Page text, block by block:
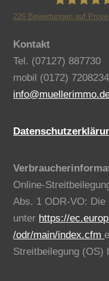
226 Bewertungen auf
Kontakt
Tel. (07127) 887730
mobil (0172) 7208234
Online-
Abs. 1 ODR-VO:
unter https://
/odr/main/index.cfm
Streitbeilegung (OS)